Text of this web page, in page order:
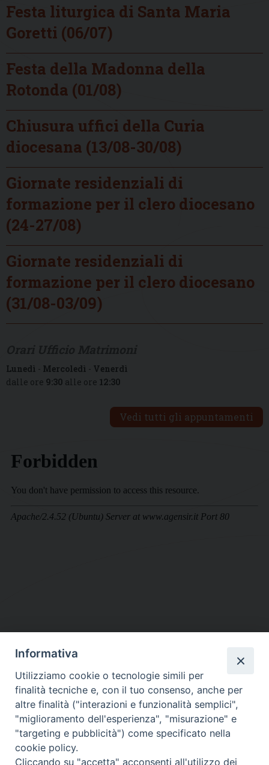
Festa liturgica di Santa Maria
Goretti (06/07)
Festa della Madonna della
Rotonda (01/08)
Chiusura uffici della Curia
diocesana (13/08-30/08)
Giornate residenziali di
formazione per il clero diocesano
(24-27/08)
Giornate residenziali di
formazione per il clero diocesano
(31/08-03/09)
Lunedì - Mercoledì - Venerdì
dalle ore 9:30 alle ore 12:30
Vedi tutti gli appuntamenti
DIOCESI SUBURBICARIA DI ALBANO
Contatti:Tel.: 06.93268401 - Fax.: 06.9323844
E-mail:curia@diocesidialbano.it
Orari: dal Lunedì al Venerdì Ore: 9:00 - 13:00
Informativa
Utilizziamo cookie o tecnologie simili per
finalità tecniche e, con il tuo consenso, anche per
altre finalità ("interazioni e funzionalità semplici",
"miglioramento dell'esperienza", "misurazione" e
"targeting e pubblicità") come specificato nella
cookie policy.
Cliccando su "accetta" acconsenti all'utilizzo dei